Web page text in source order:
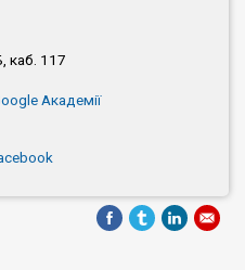
каб. 117
Академії